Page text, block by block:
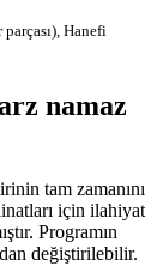
Hanefi
namaz
tam zamanını
için ilahiyat
Programın
değiştirilebilir.